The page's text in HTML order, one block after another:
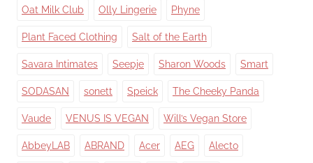
Oat Milk Club Olly Lingerie Phyne
Plant Faced Clothing Salt of the Earth
Savara Intimates Seepje Sharon Woods Smart
SODASAN sonett Speick The Cheeky Panda
Vaude VENUS IS VEGAN Will’s Vegan Store
AbbeyLAB ABRAND Acer AEG Alecto